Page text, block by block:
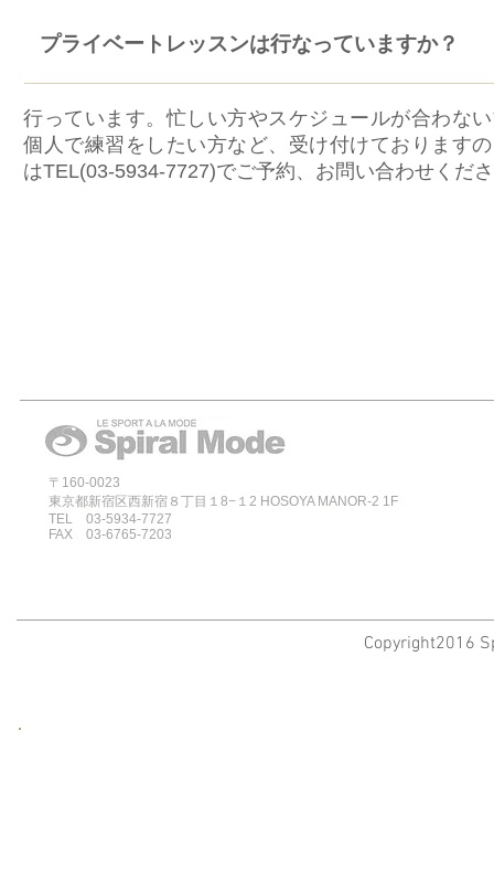
プライベートレッスンは行なっていますか？
行っています。忙しい方やスケジュールが合わな
個人で練習をしたい方など、受け付けております
はTEL(03-5934-7727)でご予約、お問い合わせくだ
〒160-0023
東京都新宿区西新宿８丁目１8−１2 HOSOYA MANOR-2 1F
TEL 03-5934-7727
FAX 03-6765-7203
Copyright2016